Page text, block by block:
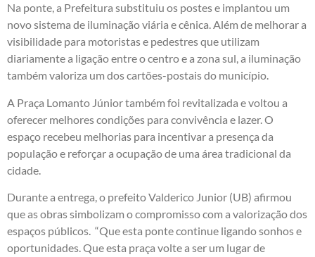
Na ponte, a Prefeitura substituiu os postes e implantou um
novo sistema de iluminação viária e cênica. Além de melhorar a
visibilidade para motoristas e pedestres que utilizam
diariamente a ligação entre o centro e a zona sul, a iluminação
também valoriza um dos cartões-postais do município.
A Praça Lomanto Júnior também foi revitalizada e voltou a
oferecer melhores condições para convivência e lazer. O
espaço recebeu melhorias para incentivar a presença da
população e reforçar a ocupação de uma área tradicional da
cidade.
Durante a entrega, o prefeito Valderico Junior (UB) afirmou
que as obras simbolizam o compromisso com a valorização dos
espaços públicos. “Que esta ponte continue ligando sonhos e
oportunidades. Que esta praça volte a ser um lugar de